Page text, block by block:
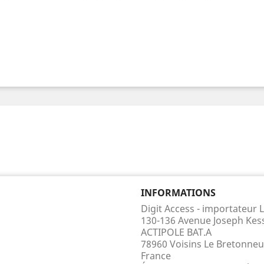
INFORMATIONS
Digit Access - importateur
130-136 Avenue Joseph
ACTIPOLE BAT.A
78960 Voisins Le
France